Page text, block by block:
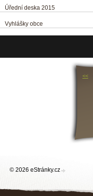
Úřední deska 2015
Vyhlášky obce
<<
© 2026 eStránky.cz